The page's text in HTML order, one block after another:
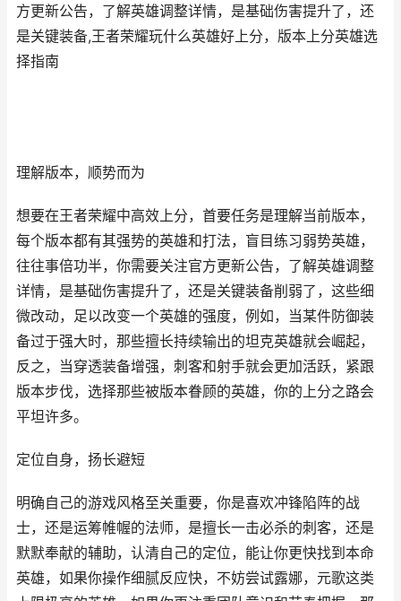
方更新公告，了解英雄调整详情，是基础伤害提升了，还
是关键装备,王者荣耀玩什么英雄好上分，版本上分英雄选
择指南
理解版本，顺势而为
想要在王者荣耀中高效上分，首要任务是理解当前版本，
每个版本都有其强势的英雄和打法，盲目练习弱势英雄，
往往事倍功半，你需要关注官方更新公告，了解英雄调整
详情，是基础伤害提升了，还是关键装备削弱了，这些细
微改动，足以改变一个英雄的强度，例如，当某件防御装
备过于强大时，那些擅长持续输出的坦克英雄就会崛起，
反之，当穿透装备增强，刺客和射手就会更加活跃，紧跟
版本步伐，选择那些被版本眷顾的英雄，你的上分之路会
平坦许多。
定位自身，扬长避短
明确自己的游戏风格至关重要，你是喜欢冲锋陷阵的战
士，还是运筹帷幄的法师，是擅长一击必杀的刺客，还是
默默奉献的辅助，认清自己的定位，能让你更快找到本命
英雄，如果你操作细腻反应快，不妨尝试露娜，元歌这类